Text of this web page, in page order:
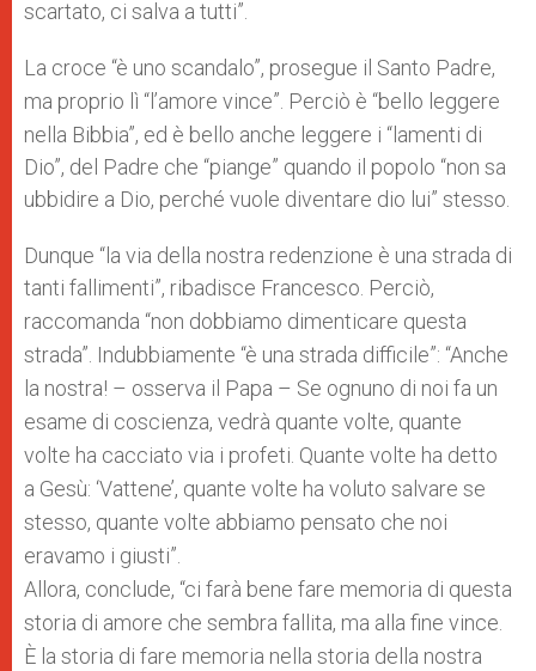
scartato, ci salva a tutti”.
La croce “è uno scandalo”, prosegue il Santo Padre,
ma proprio lì “l’amore vince”. Perciò è “bello leggere
nella Bibbia”, ed è bello anche leggere i “lamenti di
Dio”, del Padre che “piange” quando il popolo “non sa
ubbidire a Dio, perché vuole diventare dio lui” stesso.
Dunque “la via della nostra redenzione è una strada di
tanti fallimenti”, ribadisce Francesco. Perciò,
raccomanda “non dobbiamo dimenticare questa
strada”. Indubbiamente “è una strada difficile”: “Anche
la nostra! – osserva il Papa – Se ognuno di noi fa un
esame di coscienza, vedrà quante volte, quante
volte ha cacciato via i profeti. Quante volte ha detto
a Gesù: ‘Vattene’, quante volte ha voluto salvare se
stesso, quante volte abbiamo pensato che noi
eravamo i giusti”.
Allora, conclude, “ci farà bene fare memoria di questa
storia di amore che sembra fallita, ma alla fine vince.
È la storia di fare memoria nella storia della nostra